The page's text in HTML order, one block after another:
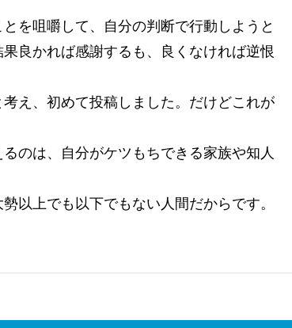
を咀嚼して、自分の判断で行動しようと
良かれば感謝するも、良くなければ逆恨
え、初めて投稿しました。だけどこれが
のは、自分がケツもちできる家族や知人
以上でも以下でもない人間だからです。